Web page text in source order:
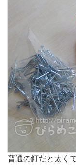
普通の釘だと太く